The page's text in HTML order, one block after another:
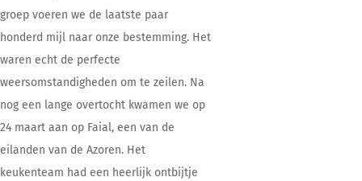
groep voeren we de laatste paar
honderd mijl naar onze bestemming. Het
waren echt de perfecte
weersomstandigheden om te zeilen. Na
nog een lange overtocht kwamen we op
24 maart aan op Faial, een van de
eilanden van de Azoren. Het
keukenteam had een heerlijk ontbijtje